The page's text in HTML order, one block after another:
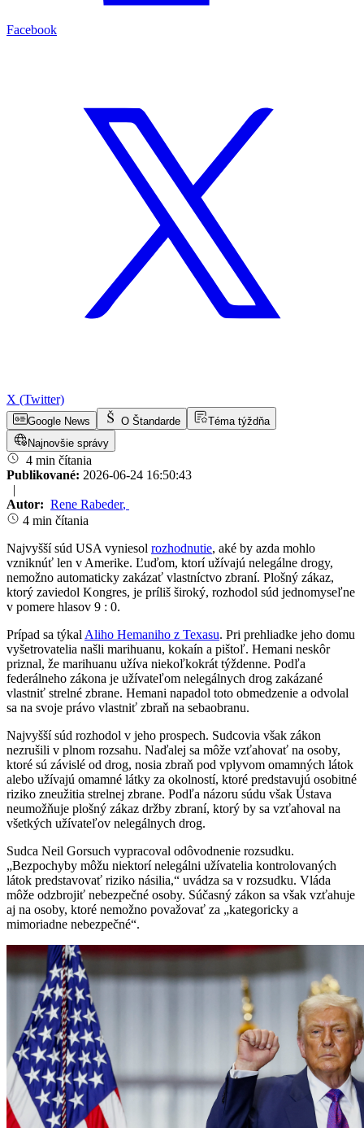
Facebook
X (Twitter)
Google News O Štandarde
Téma týždňa
Najnovšie správy
4 min čítania
Publikované: 2026-06-24 16:50:43
|
Autor: Rene Rabeder,
4 min čítania
Najvyšší súd USA vyniesol rozhodnutie, aké by azda mohlo
vzniknúť len v Amerike. Ľuďom, ktorí užívajú nelegálne drogy,
nemožno automaticky zakázať vlastníctvo zbraní. Plošný zákaz,
ktorý zaviedol Kongres, je príliš široký, rozhodol súd jednomyseľne
v pomere hlasov 9 : 0.
Prípad sa týkal Aliho Hemaniho z Texasu. Pri prehliadke jeho domu
vyšetrovatelia našli marihuanu, kokaín a pištoľ. Hemani neskôr
priznal, že marihuanu užíva niekoľkokrát týždenne. Podľa
federálneho zákona je užívateľom nelegálnych drog zakázané
vlastniť strelné zbrane. Hemani napadol toto obmedzenie a odvolal
sa na svoje právo vlastniť zbraň na sebaobranu.
Najvyšší súd rozhodol v jeho prospech. Sudcovia však zákon
nezrušili v plnom rozsahu. Naďalej sa môže vzťahovať na osoby,
ktoré sú závislé od drog, nosia zbraň pod vplyvom omamných látok
alebo užívajú omamné látky za okolností, ktoré predstavujú osobitné
riziko zneužitia strelnej zbrane. Podľa názoru súdu však Ústava
neumožňuje plošný zákaz držby zbraní, ktorý by sa vzťahoval na
všetkých užívateľov nelegálnych drog.
Sudca Neil Gorsuch vypracoval odôvodnenie rozsudku.
„Bezpochyby môžu niektorí nelegálni užívatelia kontrolovaných
látok predstavovať riziko násilia,“ uvádza sa v rozsudku. Vláda
môže odzbrojiť nebezpečné osoby. Súčasný zákon sa však vzťahuje
aj na osoby, ktoré nemožno považovať za „kategoricky a
mimoriadne nebezpečné“.